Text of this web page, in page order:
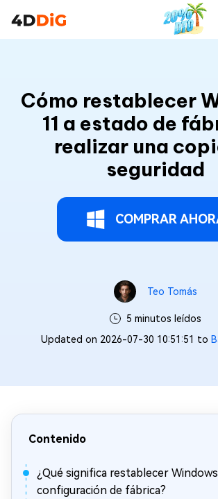
Cómo restablecer
11 a estado de
realizar una
seguridad
COMPRAR
Teo Tomás
5 minutos leídos
Updated on 2026-07-30 10:51:51 to
Contenido
¿Qué significa restablecer
configuración de fábrica?